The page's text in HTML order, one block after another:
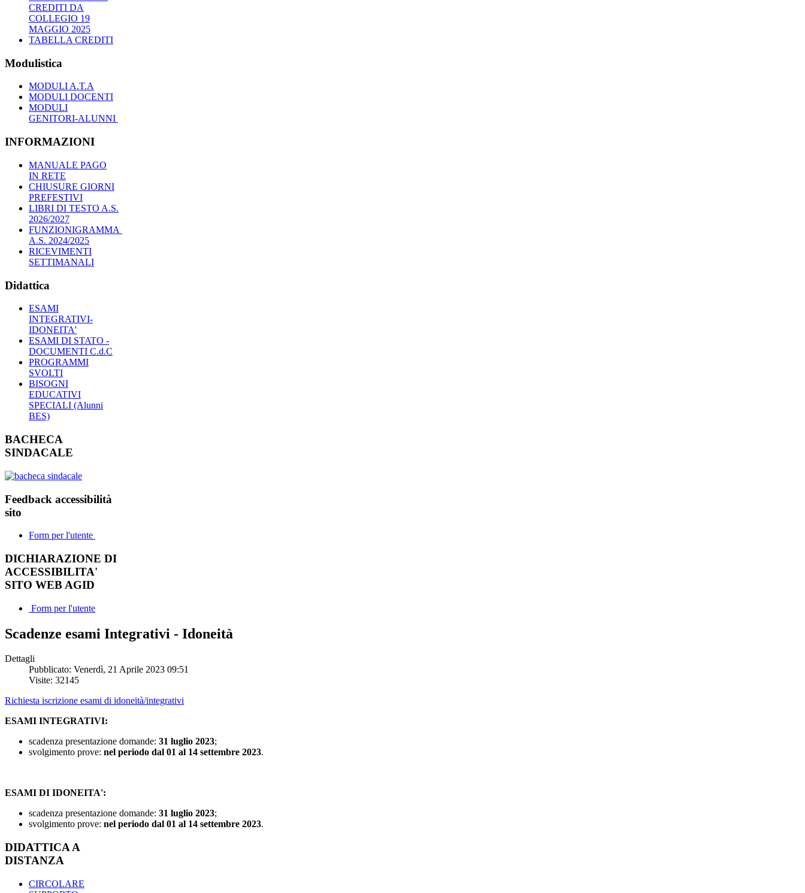
CREDITI DA
COLLEGIO 19
MAGGIO 2025
TABELLA CREDITI
Modulistica
MODULI A.T.A
MODULI DOCENTI
MODULI
GENITORI-ALUNNI
INFORMAZIONI
MANUALE PAGO
IN RETE
CHIUSURE GIORNI
PREFESTIVI
LIBRI DI TESTO A.S.
2026/2027
FUNZIONIGRAMMA
A.S. 2024/2025
RICEVIMENTI
SETTIMANALI
Didattica
ESAMI
INTEGRATIVI-
IDONEITA'
ESAMI DI STATO -
DOCUMENTI C.d.C
PROGRAMMI
SVOLTI
BISOGNI
EDUCATIVI
SPECIALI (Alunni
BES)
BACHECA
SINDACALE
Feedback accessibilità
sito
Form per l'utente
DICHIARAZIONE DI
ACCESSIBILITA'
SITO WEB AGID
Form per l'utente
Scadenze esami Integrativi - Idoneità
Dettagli
Pubblicato: Venerdì, 21 Aprile 2023 09:51
Visite: 32145
Richiesta iscrizione esami di idoneità/integrativi
ESAMI INTEGRATIVI:
scadenza presentazione domande: 31 luglio 2023;
svolgimento prove: nel periodo dal 01 al 14 settembre 2023.
ESAMI DI IDONEITA':
scadenza presentazione domande: 31 luglio 2023;
svolgimento prove: nel periodo dal 01 al 14 settembre 2023.
DIDATTICA A
DISTANZA
CIRCOLARE